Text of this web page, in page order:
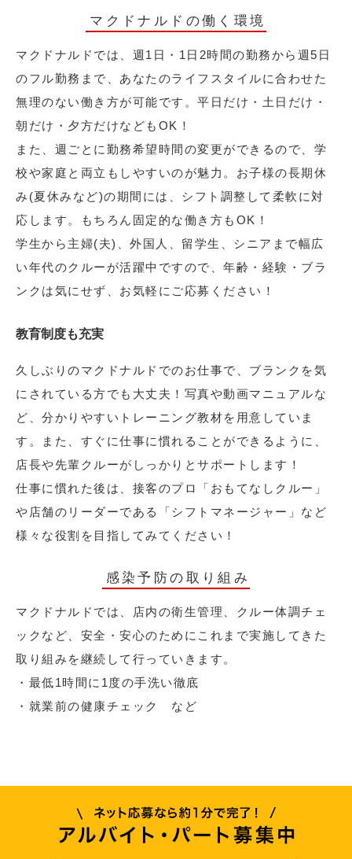
マクドナルドの働く環境
マクドナルドでは、週1日・1日2時間の勤務から週5日
のフル勤務まで、あなたのライフスタイルに合わせた
無理のない働き方が可能です。平日だけ・土日だけ・
朝だけ・夕方だけなどもOK！
また、週ごとに勤務希望時間の変更ができるので、学
校や家庭と両立もしやすいのが魅力。お子様の長期休
み(夏休みなど)の期間には、シフト調整して柔軟に対
応します。もちろん固定的な働き方もOK！
学生から主婦(夫)、外国人、留学生、シニアまで幅広
い年代のクルーが活躍中ですので、年齢・経験・ブラ
ンクは気にせず、お気軽にご応募ください！
教育制度も充実
久しぶりのマクドナルドでのお仕事で、ブランクを気
にされている方でも大丈夫！写真や動画マニュアルな
ど、分かりやすいトレーニング教材を用意していま
す。また、すぐに仕事に慣れることができるように、
店長や先輩クルーがしっかりとサポートします！
仕事に慣れた後は、接客のプロ「おもてなしクルー」
や店舗のリーダーである「シフトマネージャー」など
様々な役割を目指してみてください！
感染予防の取り組み
マクドナルドでは、店内の衛生管理、クルー体調チェ
ックなど、安全・安心のためにこれまで実施してきた
取り組みを継続して行っていきます。
・最低1時間に1度の手洗い徹底
・就業前の健康チェック など